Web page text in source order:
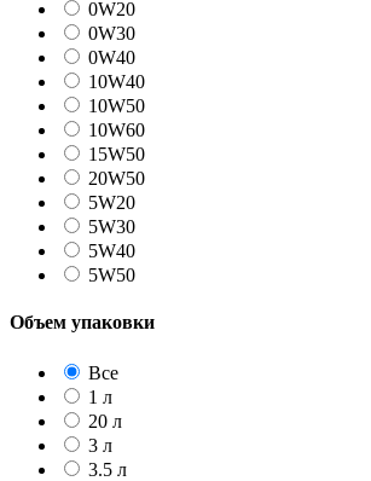
0W20
0W30
0W40
10W40
10W50
10W60
15W50
20W50
5W20
5W30
5W40
5W50
Объем упаковки
Все
1 л
20 л
3 л
3.5 л